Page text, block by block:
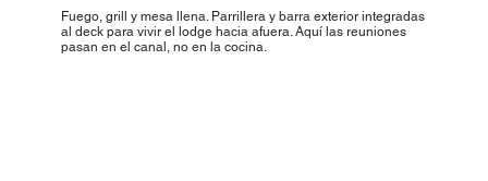
Fuego, grill y mesa llena. Parrillera y barra exterior integradas
al deck para vivir el lodge hacia afuera. Aquí las reuniones
pasan en el canal, no en la cocina.